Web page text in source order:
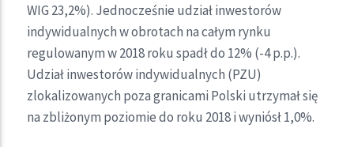
WIG 23,2%). Jednocześnie udział inwestorów
indywidualnych w obrotach na całym rynku
regulowanym w 2018 roku spadł do 12% (-4 p.p.).
Udział inwestorów indywidualnych (PZU)
zlokalizowanych poza granicami Polski utrzymał się
na zbliżonym poziomie do roku 2018 i wyniósł 1,0%.